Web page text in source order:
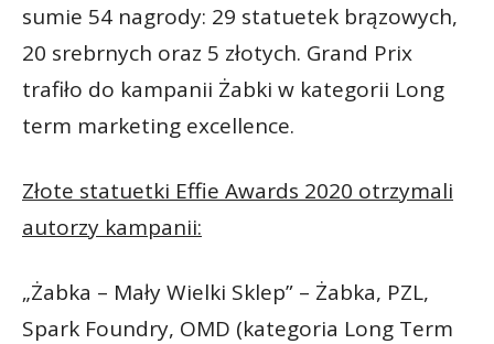
sumie 54 nagrody: 29 statuetek brązowych,
20 srebrnych oraz 5 złotych. Grand Prix
trafiło do kampanii Żabki w kategorii Long
term marketing excellence.
Złote statuetki Effie Awards 2020 otrzymali
autorzy kampanii:
„Żabka – Mały Wielki Sklep” – Żabka, PZL,
Spark Foundry, OMD (kategoria Long Term